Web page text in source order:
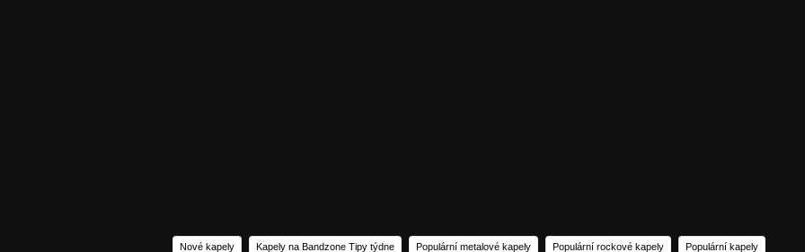
Nové kapely Kapely na Bandzone Tipy týdne Populární metalové kapely Populární rockové kapely Populární kapely